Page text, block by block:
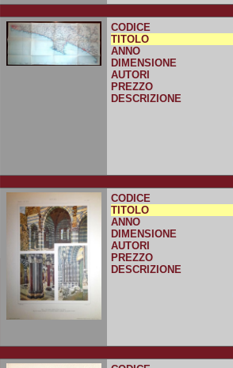
CODICE
TITOLO
ANNO
DIMENSIONE
AUTORI
PREZZO
DESCRIZIONE
CODICE
TITOLO
ANNO
DIMENSIONE
AUTORI
PREZZO
DESCRIZIONE